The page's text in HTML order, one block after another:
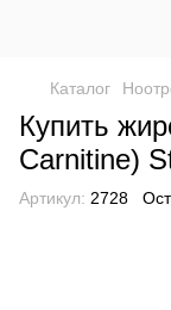
Каталог
Купить
Carnitine)
Артикул: 2728